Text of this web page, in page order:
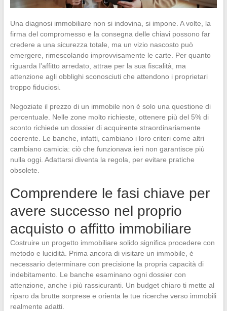
Una diagnosi immobiliare non si indovina, si impone. A volte, la
firma del compromesso e la consegna delle chiavi possono far
credere a una sicurezza totale, ma un vizio nascosto può
emergere, rimescolando improvvisamente le carte. Per quanto
riguarda l’affitto arredato, attrae per la sua fiscalità, ma
attenzione agli obblighi sconosciuti che attendono i proprietari
troppo fiduciosi.
Negoziate il prezzo di un immobile non è solo una questione di
percentuale. Nelle zone molto richieste, ottenere più del 5% di
sconto richiede un dossier di acquirente straordinariamente
coerente. Le banche, infatti, cambiano i loro criteri come altri
cambiano camicia: ciò che funzionava ieri non garantisce più
nulla oggi. Adattarsi diventa la regola, per evitare pratiche
obsolete.
Comprendere le fasi chiave per
avere successo nel proprio
acquisto o affitto immobiliare
Costruire un progetto immobiliare solido significa procedere con
metodo e lucidità. Prima ancora di visitare un immobile, è
necessario determinare con precisione la propria capacità di
indebitamento. Le banche esaminano ogni dossier con
attenzione, anche i più rassicuranti. Un budget chiaro ti mette al
riparo da brutte sorprese e orienta le tue ricerche verso immobili
realmente adatti.